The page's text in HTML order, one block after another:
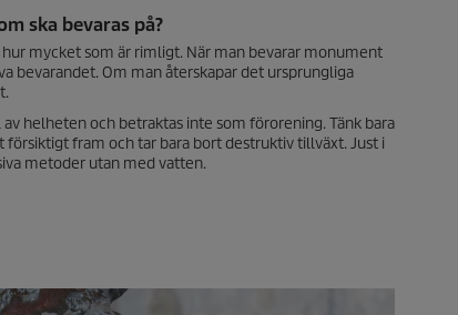
ska bevaras på?
mycket som är rimligt. När man bevarar monument
bevarandet. Om man återskapar det ursprungliga
helheten och betraktas inte som förorening. Tänk bara
försiktigt fram och tar bara bort destruktiv tillväxt. Just i
metoder utan med vatten.